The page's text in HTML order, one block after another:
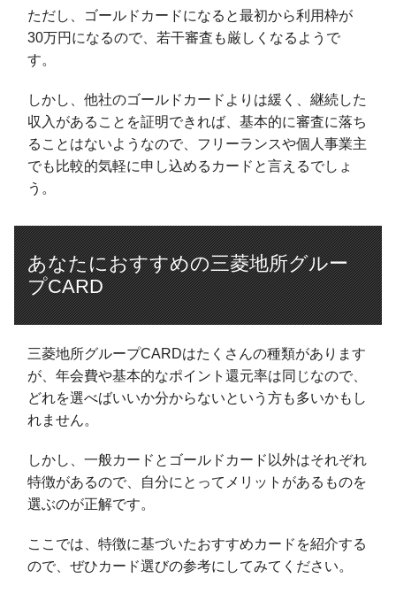
ただし、ゴールドカードになると最初から利用枠が
30万円になるので、若干審査も厳しくなるようで
す。
しかし、他社のゴールドカードよりは緩く、継続した
収入があることを証明できれば、基本的に審査に落ち
ることはないようなので、フリーランスや個人事業主
でも比較的気軽に申し込めるカードと言えるでしょ
う。
あなたにおすすめの三菱地所グルー
プCARD
三菱地所グループCARDはたくさんの種類があります
が、年会費や基本的なポイント還元率は同じなので、
どれを選べばいいか分からないという方も多いかもし
れません。
しかし、一般カードとゴールドカード以外はそれぞれ
特徴があるので、自分にとってメリットがあるものを
選ぶのが正解です。
ここでは、特徴に基づいたおすすめカードを紹介する
ので、ぜひカード選びの参考にしてみてください。